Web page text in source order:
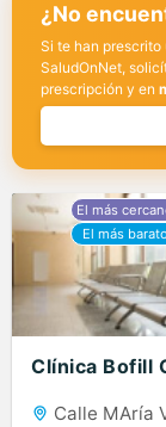
¿No
Si te han
SaludOnNet,
prescripción y en
Clínica Bofill
Calle MAría